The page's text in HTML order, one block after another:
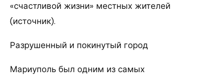
«счастливой жизни» местных жителей
(источник).
Разрушенный и покинутый город
Мариуполь был одним из самых